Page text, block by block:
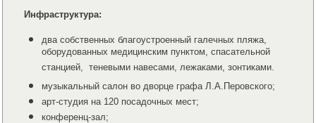
Инфраструктура:
два собственных благоустроенный галечных пляжа,
оборудованных медицинским пунктом, спасательной
станцией, теневыми навесами, лежаками, зонтиками.
музыкальный салон во дворце графа Л.А.Перовского;
арт-студия на 120 посадочных мест;
конференц-зал;